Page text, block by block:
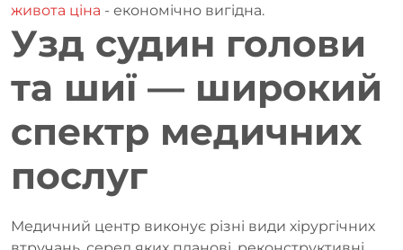
живота ціна - економічно вигідна.
Узд судин голови
та шиї — широкий
спектр медичних
послуг
Медичний центр виконує різні види хірургічних